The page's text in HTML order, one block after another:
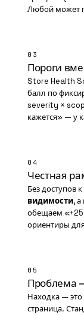
Любой может
03
Пороги
Store Health
балл по
severity ×
кажется» — у
04
Честная
Без доступов
видимости,
обещаем
ориентиры
05
Проблема
Находка —
страница.